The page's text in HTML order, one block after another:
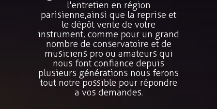
l'entretien en région
parisienne,ainsi que la reprise et
le dépôt vente de votre
instrument, comme pour un grand
nombre de conservatoire et de
musiciens pro ou amateurs qui
nous font confiance depuis
plusieurs générations nous ferons
tout notre possible pour répondre
a vos demandes.